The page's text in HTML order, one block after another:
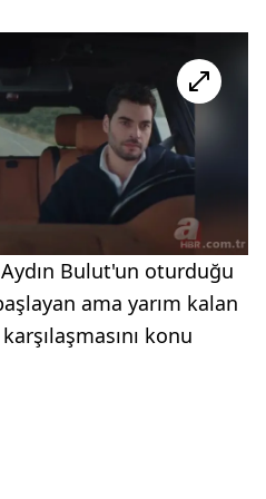
Bulut'un oturduğu
ama yarım kalan
konu